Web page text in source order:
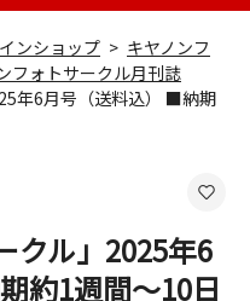
ンショップ
キヤノンフ
フォトサークル月刊誌
年6月号（送料込） ■納期
クル」2025年6
約1週間～10日